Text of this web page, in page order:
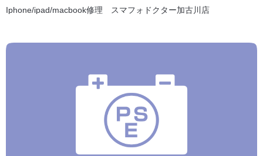
Iphone/ipad/macbook修理 スマフォドクター加古川店